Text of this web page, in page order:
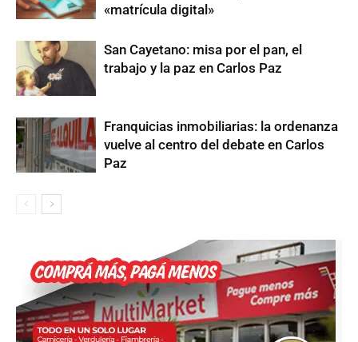
«matrícula digital»
San Cayetano: misa por el pan, el
trabajo y la paz en Carlos Paz
Franquicias inmobiliarias: la ordenanza
vuelve al centro del debate en Carlos
Paz